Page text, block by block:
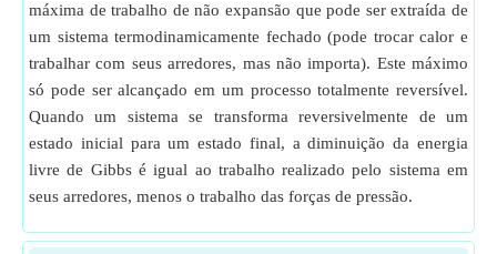
máxima de trabalho de não expansão que pode ser extraída de
um sistema termodinamicamente fechado (pode trocar calor e
trabalhar com seus arredores, mas não importa). Este máximo
só pode ser alcançado em um processo totalmente reversível.
Quando um sistema se transforma reversivelmente de um
estado inicial para um estado final, a diminuição da energia
livre de Gibbs é igual ao trabalho realizado pelo sistema em
seus arredores, menos o trabalho das forças de pressão.